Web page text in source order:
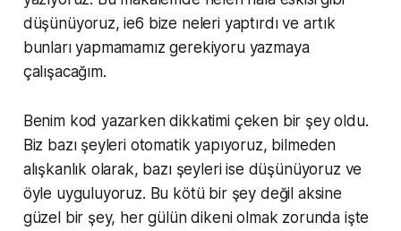
düşünüyoruz, ie6 bize neleri yaptırdı ve artık
bunları yapmamamız gerekiyoru yazmaya
çalışacağım.
Benim kod yazarken dikkatimi çeken bir şey oldu.
Biz bazı şeyleri otomatik yapıyoruz, bilmeden
alışkanlık olarak, bazı şeyleri ise düşünüyoruz ve
öyle uyguluyoruz. Bu kötü bir şey değil aksine
güzel bir şey, her gülün dikeni olmak zorunda işte